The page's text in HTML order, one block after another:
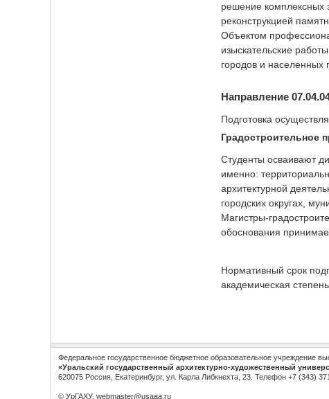
решение комплексных
реконструкцией
Объектом
изыскательские
городов и населенных
Направление
Подготовка
Градостроительное
Студенты осваивают
именно:
архитектурной
городских округах,
Магистры-
обоснования
Нормативный срок
академическая
Федеральное государственное бюджетное образовательное учреждение
«Уральский государственный архитектурно-художественный
620075 Россия, Екатеринбург, ул. Карла Либкнехта, 23. Телефон +7 (343)
© УрГАХУ, webmaster@usaaa.ru